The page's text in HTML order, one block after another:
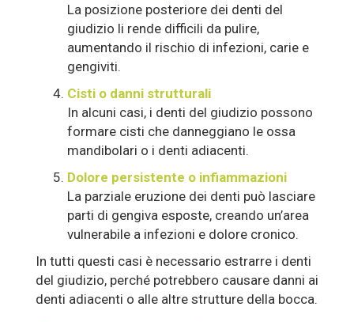
La posizione posteriore dei denti del
giudizio li rende difficili da pulire,
aumentando il rischio di infezioni, carie e
gengiviti.
Cisti o danni strutturali
In alcuni casi, i denti del giudizio possono
formare cisti che danneggiano le ossa
mandibolari o i denti adiacenti.
Dolore persistente o infiammazioni
La parziale eruzione dei denti può lasciare
parti di gengiva esposte, creando un’area
vulnerabile a infezioni e dolore cronico.
In tutti questi casi è necessario estrarre i denti
del giudizio, perché potrebbero causare danni ai
denti adiacenti o alle altre strutture della bocca.